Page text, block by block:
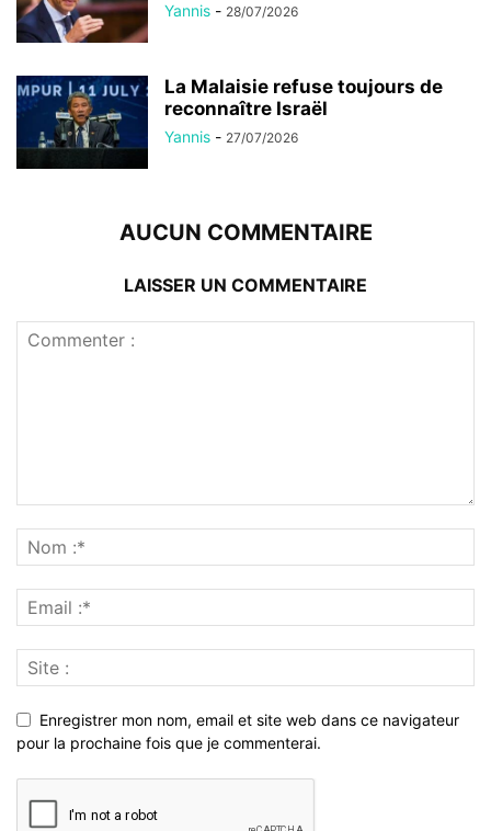
Yannis - 28/07/2026
La Malaisie refuse toujours de
reconnaître Israël
Yannis - 27/07/2026
AUCUN COMMENTAIRE
LAISSER UN COMMENTAIRE
Enregistrer mon nom, email et site web dans ce navigateur
pour la prochaine fois que je commenterai.